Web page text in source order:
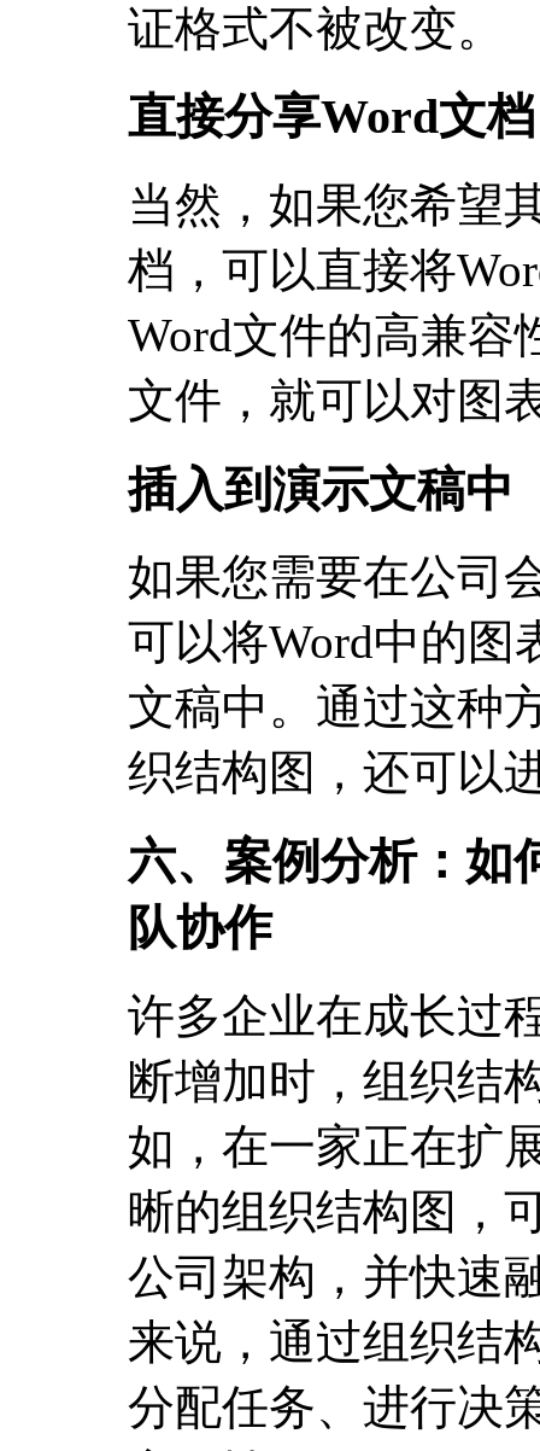
证格式不被改变。
直接分享Word文档
当然，如果您希望
档，可以直接将
Word文件的高兼容
文件，就可以对图
插入到演示文稿中
如果您需要在公司
可以将Word中的图
文稿中。通过这种
织结构图，还可以
六、案例分析：如
队协作
许多企业在成长过
断增加时，组织结
如，在一家正在扩
晰的组织结构图，
公司架构，并快速
来说，通过组织结
分配任务、进行决